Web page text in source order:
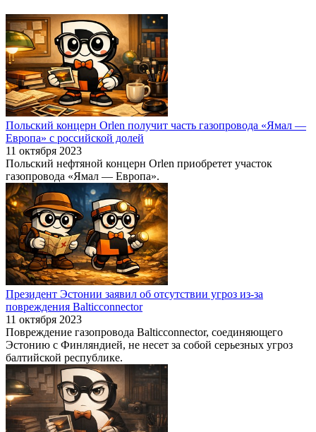
Польский концерн Orlen получит часть газопровода «Ямал —
Европа» с российской долей
11 октября 2023
Польский нефтяной концерн Orlen приобретет участок
газопровода «Ямал — Европа».
Президент Эстонии заявил об отсутствии угроз из-за
повреждения Balticconnector
11 октября 2023
Повреждение газопровода Balticconnector, соединяющего
Эстонию с Финляндией, не несет за собой серьезных угроз
балтийской республике.